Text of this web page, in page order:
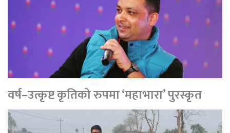
वर्ष–उत्कृष्ट कृतिको रुपमा ‘महाभारा’ पुरस्कृत